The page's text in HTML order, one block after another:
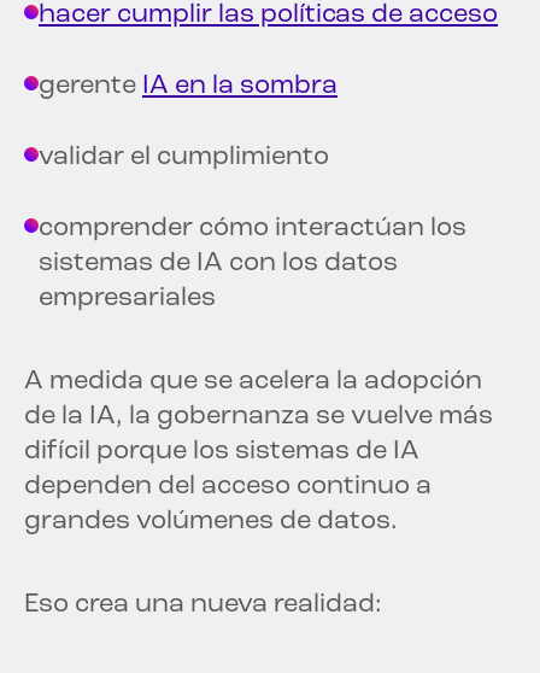
hacer cumplir las políticas de acceso
gerente IA en la sombra
validar el cumplimiento
comprender cómo interactúan los
sistemas de IA con los datos
empresariales
A medida que se acelera la adopción
de la IA, la gobernanza se vuelve más
difícil porque los sistemas de IA
dependen del acceso continuo a
grandes volúmenes de datos.
Eso crea una nueva realidad: